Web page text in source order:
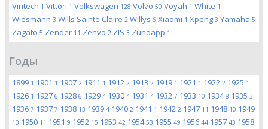
Viritech 1 Vittori 1 Volkswagen 128 Volvo 50 Voyah 1 White 1
Wiesmann 3 Wills Sainte Claire 2 Willys 6 Xiaomi 1 Xpeng 3 Yamaha 5
Zagato 5 Zender 11 Zenvo 2 ZIS 3 Zundapp 1
Годы
1899 1 1901 1 1907 2 1911 1 1912 2 1913 2 1919 1 1921 1 1922 2 1925 1
1926 1 1927 6 1928 6 1929 4 1930 4 1931 4 1932 7 1933 10 19348 1935 3
1936 7 1937 7 1938 13 1939 4 1940 2 1941 1 1942 2 1947 11 1948 10 1949
10 1950 11 1951 9 1952 15 1953 42 195453 1955 49 1956 44 1957 43 1958